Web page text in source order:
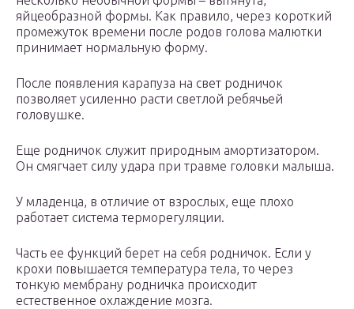
яйцеобразной формы. Как правило, через короткий
промежуток времени после родов голова малютки
принимает нормальную форму.
После появления карапуза на свет родничок
позволяет усиленно расти светлой ребячьей
головушке.
Еще родничок служит природным амортизатором.
Он смягчает силу удара при травме головки малыша.
У младенца, в отличие от взрослых, еще плохо
работает система терморегуляции.
Часть ее функций берет на себя родничок. Если у
крохи повышается температура тела, то через
тонкую мембрану родничка происходит
естественное охлаждение мозга.